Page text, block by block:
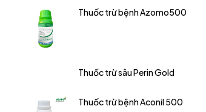
Thuốc trừ bệnh Azomo500
Thuốc trừ sâu Perin Gold
Thuốc trừ bệnh Aconil 500